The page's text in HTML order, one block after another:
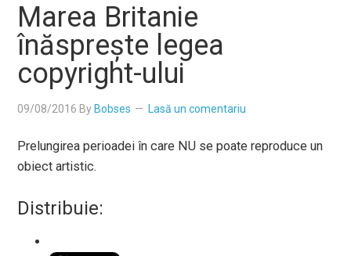
Marea Britanie
înăsprește legea
copyright-ului
09/08/2016 By Bobses Lasă un comentariu
Prelungirea perioadei în care NU se poate reproduce un
obiect artistic.
Distribuie: